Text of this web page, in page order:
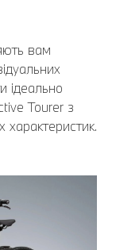
вам
ідеально
Tourer з
характеристик.